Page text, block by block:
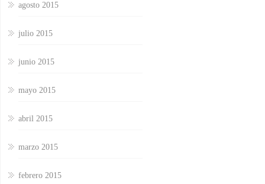
agosto 2015
julio 2015
junio 2015
mayo 2015
abril 2015
marzo 2015
febrero 2015